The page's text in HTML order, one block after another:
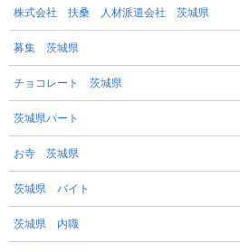
株式会社 扶桑 人材派遣会社 茨城県
募集 茨城県
チョコレート 茨城県
茨城県パート
お寺 茨城県
茨城県 バイト
茨城県 内職